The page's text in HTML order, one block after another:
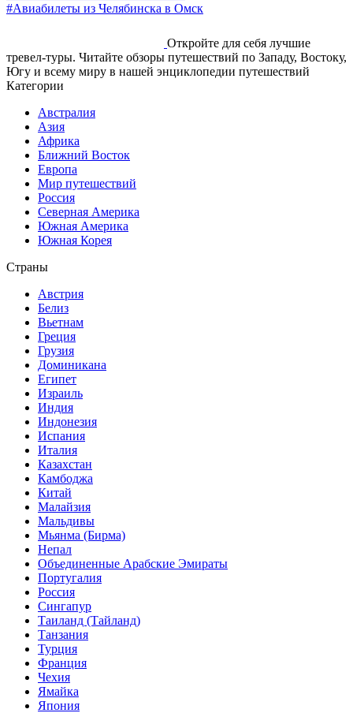
#Авиабилеты из Челябинска в Омск
Откройте для себя лучшие
тревел-туры. Читайте обзоры путешествий по Западу, Востоку,
Югу и всему миру в нашей энциклопедии путешествий
Категории
Австралия
Азия
Африка
Ближний Восток
Европа
Мир путешествий
Россия
Северная Америка
Южная Америка
Южная Корея
Страны
Австрия
Белиз
Вьетнам
Греция
Грузия
Доминикана
Египет
Израиль
Индия
Индонезия
Испания
Италия
Казахстан
Камбоджа
Китай
Малайзия
Мальдивы
Мьянма (Бирма)
Непал
Объединенные Арабские Эмираты
Португалия
Россия
Сингапур
Таиланд (Тайланд)
Танзания
Турция
Франция
Чехия
Ямайка
Япония